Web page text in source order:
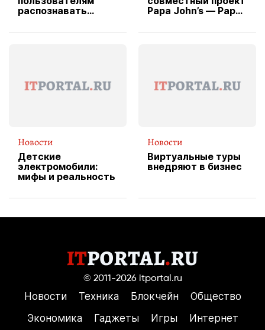
распознавать
Papa John’s — Papa
вводит
Новости
Детские
электромобили:
мифы и реальность
Новости
Виртуальные туры
внедряют в бизнес
© 2011-2026 itportal.ru
Новости Техника Блокчейн
Общество
Экономика
Гаджеты Игры Интернет